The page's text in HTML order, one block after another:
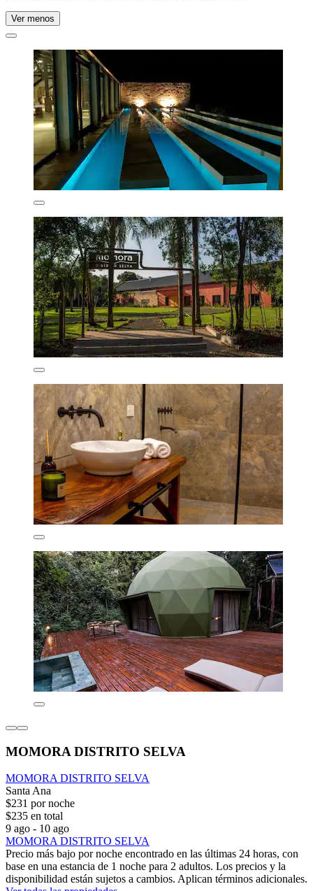
Ver menos
MOMORA DISTRITO SELVA
MOMORA DISTRITO SELVA
Santa Ana
$231 por noche
$235 en total
9 ago - 10 ago
MOMORA DISTRITO SELVA
Precio más bajo por noche encontrado en las últimas 24 horas, con
base en una estancia de 1 noche para 2 adultos. Los precios y la
disponibilidad están sujetos a cambios. Aplican términos adicionales.